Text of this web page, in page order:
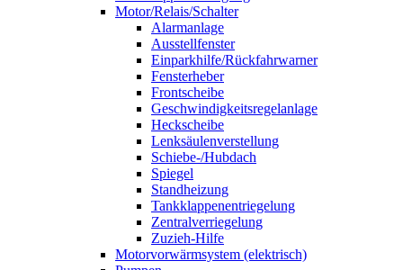
Motor/Relais/Schalter
Alarmanlage
Ausstellfenster
Einparkhilfe/Rückfahrwarner
Fensterheber
Frontscheibe
Geschwindigkeitsregelanlage
Heckscheibe
Lenksäulenverstellung
Schiebe-/Hubdach
Spiegel
Standheizung
Tankklappenentriegelung
Zentralverriegelung
Zuzieh-Hilfe
Motorvorwärmsystem (elektrisch)